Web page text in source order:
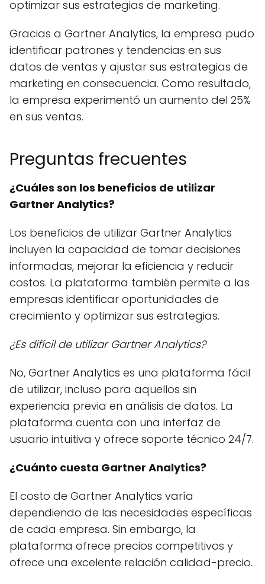
optimizar sus estrategias de marketing.
Gracias a Gartner Analytics, la empresa pudo
identificar patrones y tendencias en sus
datos de ventas y ajustar sus estrategias de
marketing en consecuencia. Como resultado,
la empresa experimentó un aumento del 25%
en sus ventas.
Preguntas frecuentes
¿Cuáles son los beneficios de utilizar
Gartner Analytics?
Los beneficios de utilizar Gartner Analytics
incluyen la capacidad de tomar decisiones
informadas, mejorar la eficiencia y reducir
costos. La plataforma también permite a las
empresas identificar oportunidades de
crecimiento y optimizar sus estrategias.
¿Es difícil de utilizar Gartner Analytics?
No, Gartner Analytics es una plataforma fácil
de utilizar, incluso para aquellos sin
experiencia previa en análisis de datos. La
plataforma cuenta con una interfaz de
usuario intuitiva y ofrece soporte técnico 24/7.
¿Cuánto cuesta Gartner Analytics?
El costo de Gartner Analytics varía
dependiendo de las necesidades específicas
de cada empresa. Sin embargo, la
plataforma ofrece precios competitivos y
ofrece una excelente relación calidad-precio.